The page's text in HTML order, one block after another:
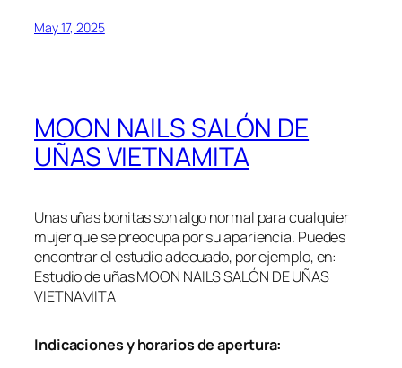
May 17, 2025
MOON NAILS SALÓN DE
UÑAS VIETNAMITA
Unas uñas bonitas son algo normal para cualquier
mujer que se preocupa por su apariencia. Puedes
encontrar el estudio adecuado, por ejemplo, en:
Estudio de uñas MOON NAILS SALÓN DE UÑAS
VIETNAMITA
Indicaciones y horarios de apertura: